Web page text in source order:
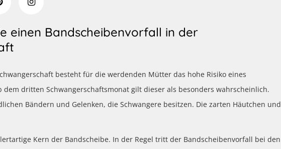
einen Bandscheibenvorfall in der
besteht für die werdenden Mütter das hohe Risiko eines
dem dritten Schwangerschaftsmonat gilt dieser als besonders wahrscheinlich.
Bändern und Gelenken, die Schwangere besitzen. Die zarten Häutchen und
Kern der Bandscheibe. In der Regel tritt der Bandscheibenvorfall bei den